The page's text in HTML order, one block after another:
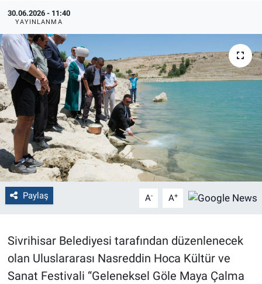
30.06.2026 - 11:40
YAYINLANMA
Paylaş A- A+
Sivrihisar Belediyesi tarafından düzenlenecek
olan Uluslararası Nasreddin Hoca Kültür ve
Sanat Festivali “Geleneksel Göle Maya Çalma
Sağlık
Alış-Veriş/İş dünyası
Ekonomi
Kültür Sanat
Politika
Bilecik
Kütahya
Gezi
Genel
Yerel
Haber Arşivi